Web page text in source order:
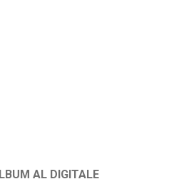
AL DIGITALE